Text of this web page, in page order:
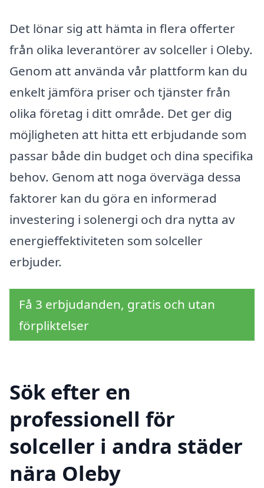
Det lönar sig att hämta in flera offerter
från olika leverantörer av solceller i Oleby.
Genom att använda vår plattform kan du
enkelt jämföra priser och tjänster från
olika företag i ditt område. Det ger dig
möjligheten att hitta ett erbjudande som
passar både din budget och dina specifika
behov. Genom att noga överväga dessa
faktorer kan du göra en informerad
investering i solenergi och dra nytta av
energieffektiviteten som solceller
erbjuder.
Få 3 erbjudanden, gratis och utan
förpliktelser
Sök efter en
professionell för
solceller i andra städer
nära Oleby